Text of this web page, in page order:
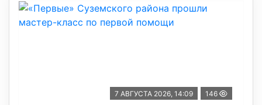
7 АВГУСТА 2026, 14:09 146